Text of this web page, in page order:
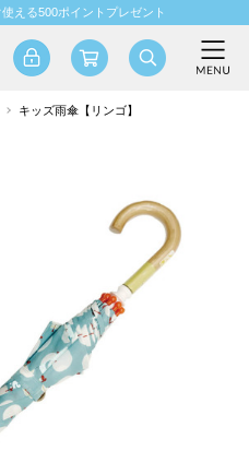
える500ポイントプレゼント
キッズ雨傘【リンゴ】